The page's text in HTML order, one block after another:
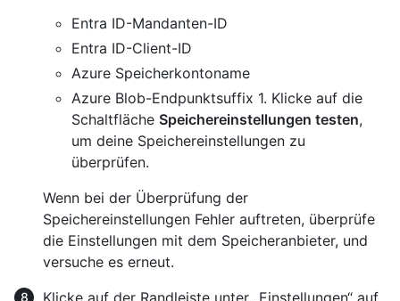
Entra ID-Mandanten-ID
Entra ID-Client-ID
Azure Speicherkontoname
Azure Blob-Endpunktsuffix 1. Klicke auf die
Schaltfläche Speichereinstellungen testen,
um deine Speichereinstellungen zu
überprüfen.
Wenn bei der Überprüfung der
Speichereinstellungen Fehler auftreten, überprüfe
die Einstellungen mit dem Speicheranbieter, und
versuche es erneut.